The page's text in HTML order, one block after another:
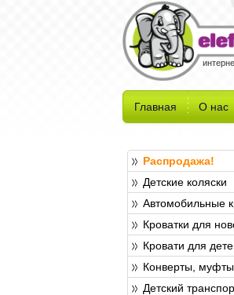
Главная О нас
Распродажа!
Детские коляски
Автомобильные
Кроватки для
Кровати для
Конверты, муфты
Детский